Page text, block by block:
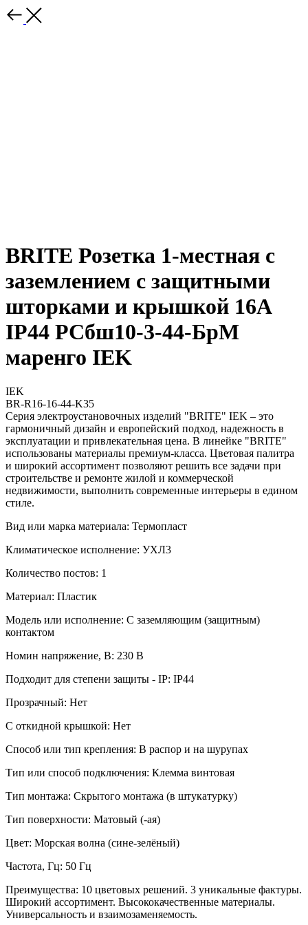
BRITE Розетка 1-местная с
заземлением с защитными
шторками и крышкой 16А
IP44 РСбш10-3-44-БрМ
маренго IEK
IEK
BR-R16-16-44-K35
Серия электроустановочных изделий "BRITE" IEK – это
гармоничный дизайн и европейский подход, надежность в
эксплуатации и привлекательная цена. В линейке "BRITE"
использованы материалы премиум-класса. Цветовая палитра
и широкий ассортимент позволяют решить все задачи при
строительстве и ремонте жилой и коммерческой
недвижимости, выполнить современные интерьеры в едином
стиле.
Вид или марка материала: Термопласт
Климатическое исполнение: УХЛ3
Количество постов: 1
Материал: Пластик
Модель или исполнение: С заземляющим (защитным)
контактом
Номин напряжение, В: 230 В
Подходит для степени защиты - IP: IP44
Прозрачный: Нет
С откидной крышкой: Нет
Способ или тип крепления: В распор и на шурупах
Тип или способ подключения: Клемма винтовая
Тип монтажа: Скрытого монтажа (в штукатурку)
Тип поверхности: Матовый (-ая)
Цвет: Морская волна (сине-зелёный)
Частота, Гц: 50 Гц
Преимущества: 10 цветовых решений. 3 уникальные фактуры.
Широкий ассортимент. Высококачественные материалы.
Универсальность и взаимозаменяемость.